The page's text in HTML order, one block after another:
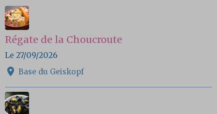
Régate de la Choucroute
Le 27/09/2026
Base du Geiskopf